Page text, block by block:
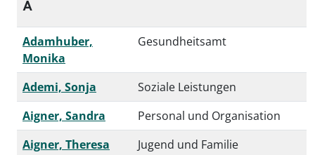
A
Adamhuber,
Monika
Gesundheitsamt
Ademi, Sonja
Soziale Leistungen
Aigner, Sandra
Personal und Organisation
Aigner, Theresa
Jugend und Familie